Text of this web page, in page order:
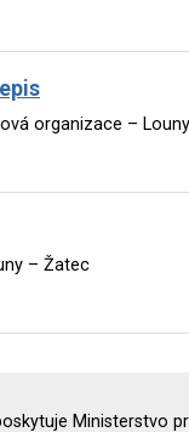
organizace – Louny
– Žatec
Ministerstvo